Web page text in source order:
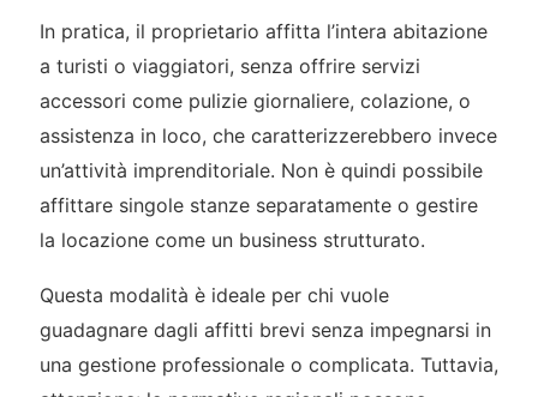
In pratica, il proprietario affitta l’intera abitazione
a turisti o viaggiatori, senza offrire servizi
accessori come pulizie giornaliere, colazione, o
assistenza in loco, che caratterizzerebbero invece
un’attività imprenditoriale. Non è quindi possibile
affittare singole stanze separatamente o gestire
la locazione come un business strutturato.
Questa modalità è ideale per chi vuole
guadagnare dagli affitti brevi senza impegnarsi in
una gestione professionale o complicata. Tuttavia,